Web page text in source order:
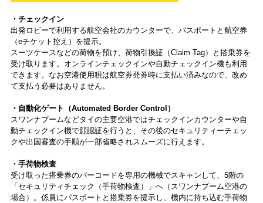
・チェックイン
出発ロビーで利用する航空会社のカウンターで、パスポートと航空券
（eチケット控え）を提示。
スーツケースなどの荷物を預け、荷物引換証（Claim Tag）と搭乗券を
受け取ります。オンラインチェックインや自動チェックイン機も利用
できます。なお空港使用税は航空券発券時に支払い済みなので、改め
て支払う必要はありません。
・自動化ゲート（Automated Border Control）
スワンナプームなどタイの主要空港ではチェックインカウンターや自
動チェックイン機で顔認証を行うと、その後のセキュリティーチェッ
クや出国審査の手順が一部省略されスムーズに行えます。
・手荷物検査
受け取った搭乗券のバーコードを専用の機械でスキャンして、5階の
「セキュリティチェック（手荷物検査）」へ（スワンナプーム空港の
場合）。係員にパスポートと搭乗券を提示し、機内に持ち込む手荷物